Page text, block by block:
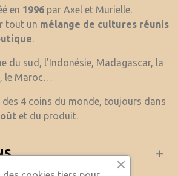
en 1996 par Axel et Murielle.
tout un mélange de cultures réunis
.
du sud, l’Indonésie, Madagascar, la
le Maroc…
des 4 coins du monde, toujours dans
et du produit.